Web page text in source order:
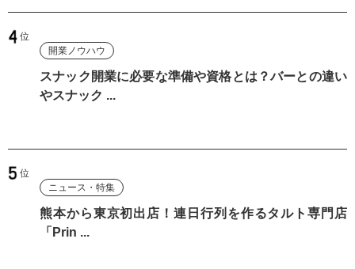
開業ノウハウ
スナック開業に必要な準備や資格とは？バーとの違い
やスナック ...
ニュース・特集
熊本から東京初出店！連日行列を作るタルト専門店
「Prin ...